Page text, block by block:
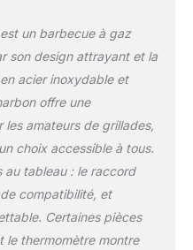
un barbecue à gaz
son design attrayant et la
acier inoxydable et
offre une
amateurs de grillades,
choix accessible à tous.
au tableau : le raccord
compatibilité, et
Certaines pièces
le thermomètre montre